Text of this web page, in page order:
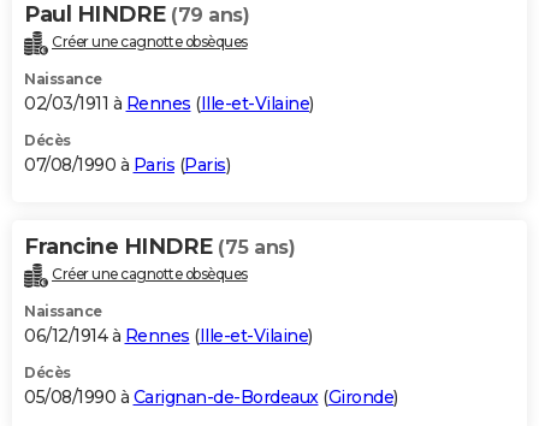
Paul HINDRE (79 ans)
Créer une cagnotte obsèques
Naissance
02/03/1911 à Rennes (Ille-et-Vilaine)
Décès
07/08/1990 à Paris (Paris)
Francine HINDRE (75 ans)
Créer une cagnotte obsèques
Naissance
06/12/1914 à Rennes (Ille-et-Vilaine)
Décès
05/08/1990 à Carignan-de-Bordeaux(Gironde)